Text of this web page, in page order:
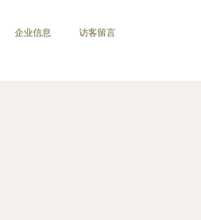
企业信息 访客留言